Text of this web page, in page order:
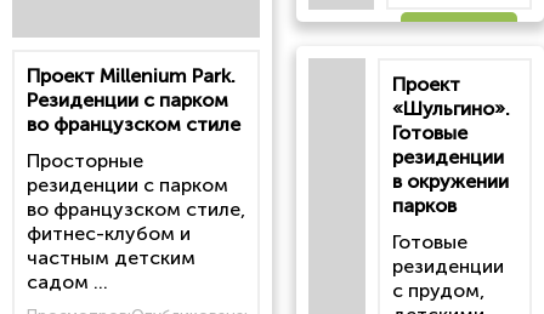
Проект Millenium Park.
Резиденции с парком
во французском стиле
Просторные
резиденции с парком
во французском стиле,
фитнес-клубом и
частным детским
садом ...
статью
Проект
«Шульгино».
Готовые
резиденции
в окружении
парков
Готовые
резиденции
с прудом,